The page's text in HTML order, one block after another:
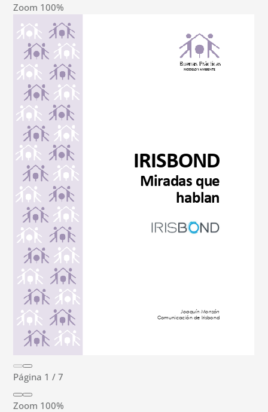
Zoom 100%
Página 1 /7
Zoom 100%